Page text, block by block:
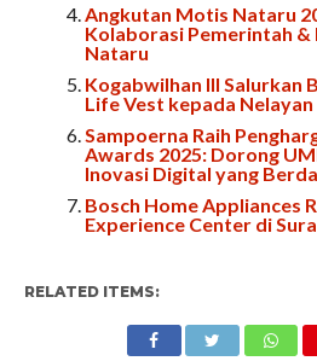
Angkutan Motis Nataru
Kolaborasi Pemerintah &
Nataru
Kogabwilhan III Salurkan
Life Vest kepada
Sampoerna Raih
Awards 2025: Dorong
Inovasi Digital yang
Bosch Home Appliances
Experience Center di
RELATED ITEMS: